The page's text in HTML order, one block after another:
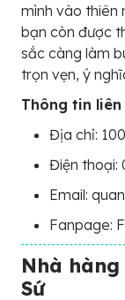
mình vào thiên
bạn còn được
sắc càng làm
trọn vẹn, ý
Thông tin liên
Địa chỉ:
Điện thoại:
Email:
Fanpage:
Nhà
Sứ